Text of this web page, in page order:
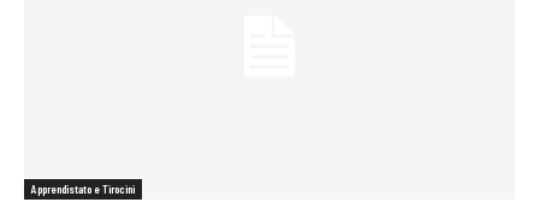
Apprendistato e Tirocini